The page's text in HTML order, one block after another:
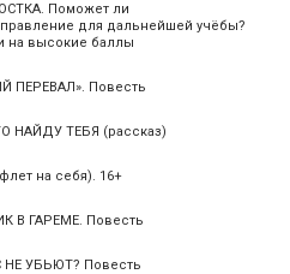
Поможет ли
для дальнейшей учёбы?
на высокие баллы
ПЕРЕВАЛ». Повесть
НАЙДУ ТЕБЯ (рассказ)
на себя). 16+
В ГАРЕМЕ. Повесть
НЕ УБЬЮТ? Повесть